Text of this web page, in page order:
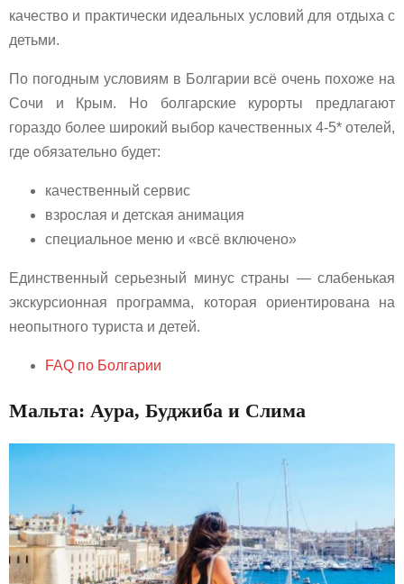
качество и практически идеальных условий для отдыха с
детьми.
По погодным условиям в Болгарии всё очень похоже на
Сочи и Крым. Но болгарские курорты предлагают
гораздо более широкий выбор качественных 4-5* отелей,
где обязательно будет:
качественный сервис
взрослая и детская анимация
специальное меню и «всё включено»
Единственный серьезный минус страны — слабенькая
экскурсионная программа, которая ориентирована на
неопытного туриста и детей.
FAQ по Болгарии
Мальта: Аура, Буджиба и Слима